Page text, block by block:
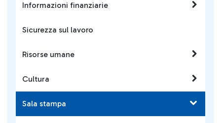
Informazioni finanziarie
Sicurezza sul lavoro
Risorse umane
Cultura
Sala stampa